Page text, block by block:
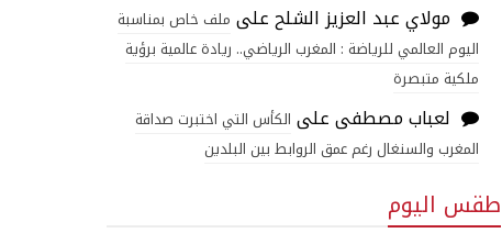
مولاي عبد العزيز الشلحعلى ملف خاص بمناسبة
اليوم العالمي للرياضة : المغرب الرياضي.. ريادة عالمية برؤية
ملكية متبصرة
لعباب مصطفىعلى الكأس التي اختبرت صداقة
المغرب والسنغال رغم عمق الروابط بين البلدين
طقس اليوم